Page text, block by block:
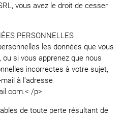
vous avez le droit de cesser
PERSONNELLES
les données que vous
si vous apprenez que nous
incorrectes à votre sujet,
à l'adresse
/p>
de toute perte résultant de